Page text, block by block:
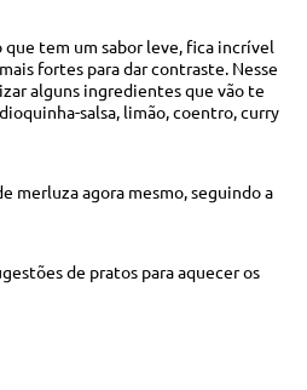
tem um sabor leve, fica incrível
fortes para dar contraste. Nesse
alguns ingredientes que vão te
salsa, limão, coentro, curry
merluza agora mesmo, seguindo a
de pratos para aquecer os